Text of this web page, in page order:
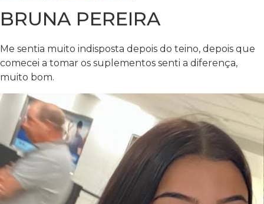
BRUNA PEREIRA
Me sentia muito indisposta depois do teino, depois que
comecei a tomar os suplementos senti a diferença,
muito bom.